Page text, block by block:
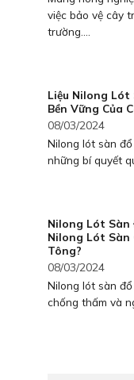
việc bảo vệ cây
trường....
Liệu Nilong Lót
Bền Vững Của
08/03/2024
Nilong lót sàn
những bí quyết
Nilong Lót Sàn
Nilong Lót Sàn
Tông?
08/03/2024
Nilong lót sàn
chống thấm và